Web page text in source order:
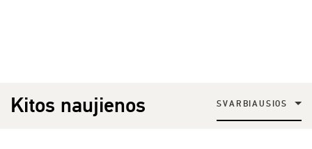
Kitos naujienos SVARBIAUSIOS